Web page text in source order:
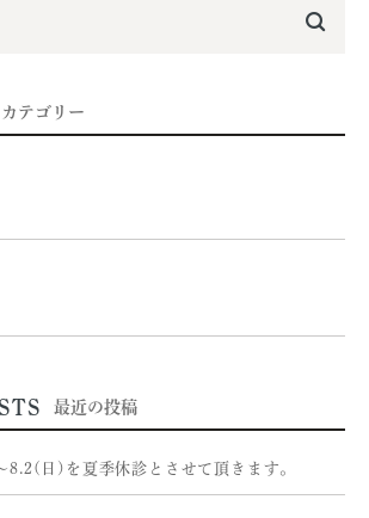
カテゴリー
最近の投稿
日)を夏季休診とさせて頂きます。